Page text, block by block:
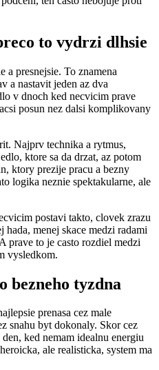
to vydrzi dlhsie
a presnejsie. To znamena
a nastavit jeden az dva
v dnoch ked necvicim prave
posun nez dalsi komplikovany
Najprv technika a rytmus,
ktore sa da drzat, az potom
ktory prezije pracu a bezny
logika neznie spektakularne, ale
postavi takto, clovek zrazu
menej skace medzi radami
prave to je casto rozdiel medzi
vysledkom.
bezneho tyzdna
prenasa cez male
snahu byt dokonaly. Skor cez
ked nemam idealnu energiu
ale realisticka, system ma